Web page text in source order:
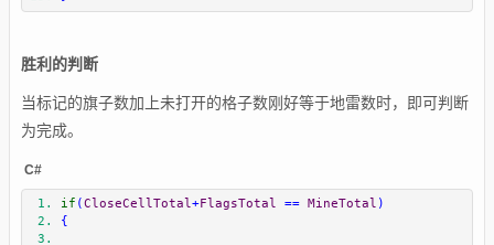
胜利的判断
当标记的旗子数加上未打开的格子数刚好等于地雷数时，即可判断
为完成。
C#
if (CloseCellTotal+FlagsTotal == MineTotal )
{